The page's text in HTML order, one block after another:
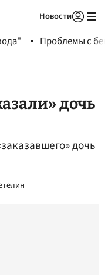
Новости
Проблемы с
дочь
дочь